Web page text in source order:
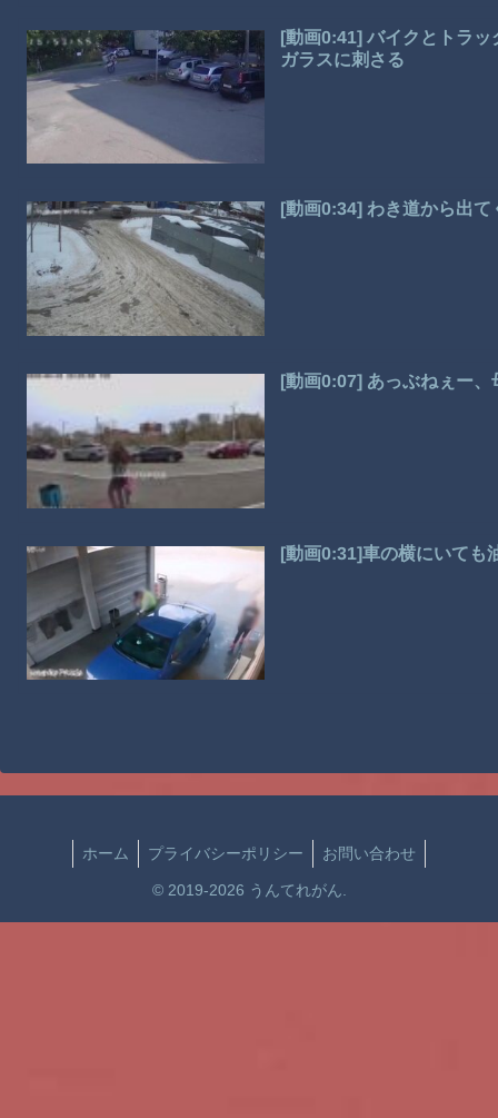
[動画0:41] バイクとトラ
ガラスに刺さる
[動画0:34] わき道から出
[動画0:07] あっぶねぇー
[動画0:31]車の横にいても
ホーム プライバシーポリシー お問い合わせ
© 2019-2026 うんてれがん.